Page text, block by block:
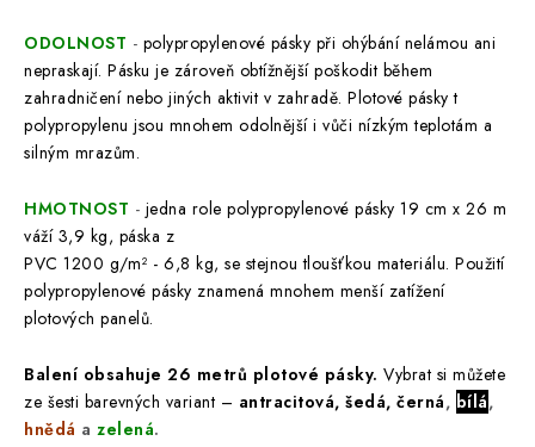
ODOLNOST - polypropylenové pásky při ohýbání nelámou ani
nepraskají. Pásku je zároveň obtížnější poškodit během
zahradničení nebo jiných aktivit v zahradě. Plotové pásky t
polypropylenu jsou mnohem odolnější i vůči nízkým teplotám a
silným mrazům.
HMOTNOST - jedna role polypropylenové pásky 19 cm x 26 m
váží 3,9 kg, páska z
PVC 1200 g/m² - 6,8 kg, se stejnou tloušťkou materiálu. Použití
polypropylenové pásky znamená mnohem menší zatížení
plotových panelů.
Balení obsahuje 26 metrů plotové pásky. Vybrat si můžete
ze šesti barevných variant – antracitová, šedá, černá, bílá,
hnědá a zelená.